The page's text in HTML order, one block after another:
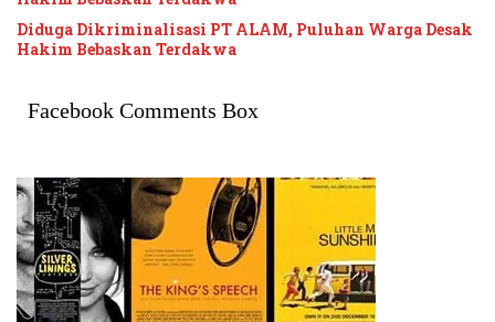
Diduga Dikriminalisasi PT ALAM, Puluhan Warga Desak
Hakim Bebaskan Terdakwa
Facebook Comments Box